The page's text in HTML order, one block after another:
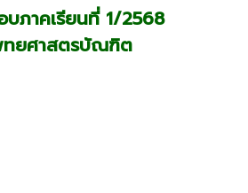
บภาคเรียนที่ 1/2568
ยศาสตรบัณฑิต